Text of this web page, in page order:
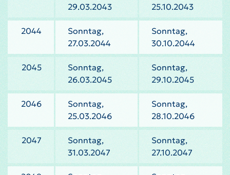
29.03.2043
25.10.2043
2044
Sonntag,
27.03.2044
Sonntag,
30.10.2044
2045
Sonntag,
26.03.2045
Sonntag,
29.10.2045
2046
Sonntag,
25.03.2046
Sonntag,
28.10.2046
2047
Sonntag,
31.03.2047
Sonntag,
27.10.2047